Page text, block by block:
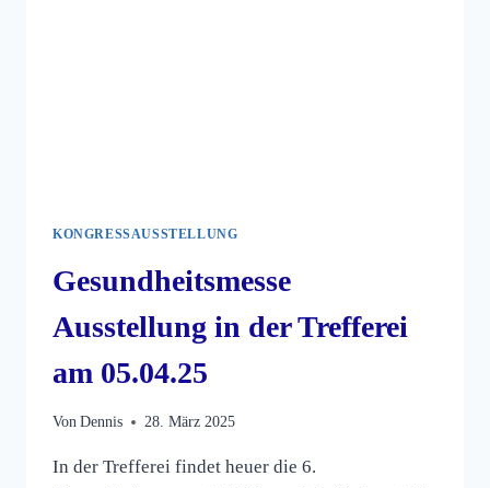
KONGRESSAUSSTELLUNG
Gesundheitsmesse
Ausstellung in der Trefferei
am 05.04.25
Von Dennis 28. März 2025
In der Trefferei findet heuer die 6.